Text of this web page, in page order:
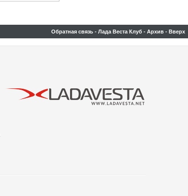
Обратная связь - Лада Веста Клуб - Архив - Вверх